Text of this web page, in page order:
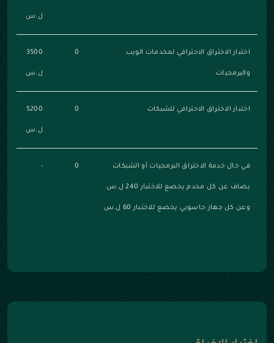
ل.س
اختبار الاختراق الاحترافي لمخدمات الويب
والبرمجيات
0
3500
ل.س
اختبار الاختراق الاحترافي للشبكات 0
5200
ل.س
في حال خدمة الاختراق البرمجيات أو الشبكات
يضاف عن كل مخدم يخضع للاختبار 240 ل.س
وعن كل جهاز حاسوبي يخضع للاختبار 60 ل.س
0
-